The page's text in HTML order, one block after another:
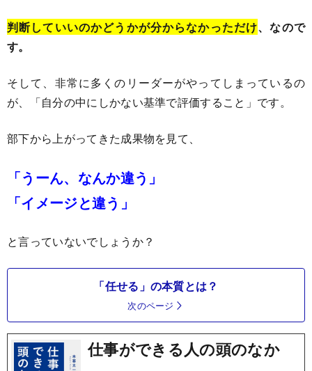
判断していいのかどうかが分からなかっただけ、なので
す。
そして、非常に多くのリーダーがやってしまっているの
が、「自分の中にしかない基準で評価すること」です。
部下から上がってきた成果物を見て、
「うーん、なんか違う」
「イメージと違う」
と言っていないでしょうか？
「任せる」の本質とは？
次のページ
仕事ができる人の頭のなか